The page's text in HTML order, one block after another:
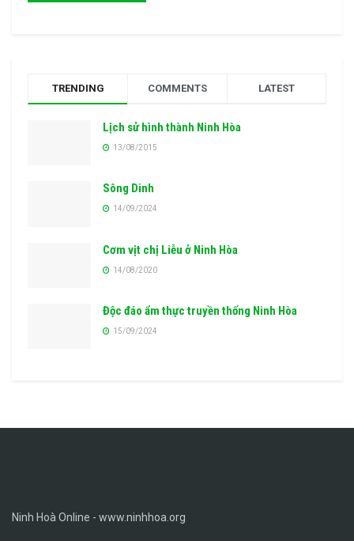
TRENDING COMMENTS LATEST
Lịch sử hình thành Ninh Hòa
13/08/2015
Sông Dinh
14/09/2024
Cơm vịt chị Liễu ở Ninh Hòa
14/08/2020
Độc đáo ẩm thực truyền thống Ninh Hòa
15/09/2024
Ninh Hoà Online - www.ninhhoa.org